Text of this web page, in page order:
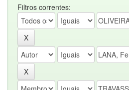
Filtros correntes: